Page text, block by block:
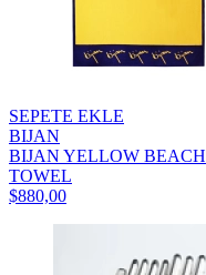
SEPETE EKLE
BIJAN
BIJAN YELLOW BEACH
TOWEL
$880,00